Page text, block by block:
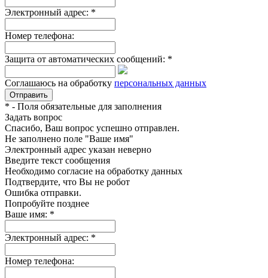
Электронный адрес: *
Номер телефона:
Защита от автоматических сообщений: *
Соглашаюсь на обработку персональных данных
* - Поля обязательные для заполнения
Задать вопрос
Спасибо, Ваш вопрос успешно отправлен.
Не заполнено поле "Ваше имя"
Электронный адрес указан неверно
Введите текст сообщения
Необходимо согласие на обработку данных
Подтвердите, что Вы не робот
Ошибка отправки.
Попробуйте позднее
Ваше имя: *
Электронный адрес: *
Номер телефона: